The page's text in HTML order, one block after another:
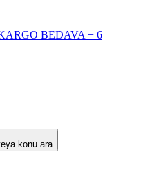
BEDAVA + 6
konu ara